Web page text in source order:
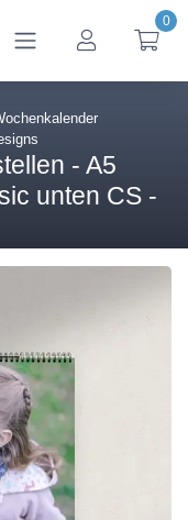
0
- A5
unten CS -